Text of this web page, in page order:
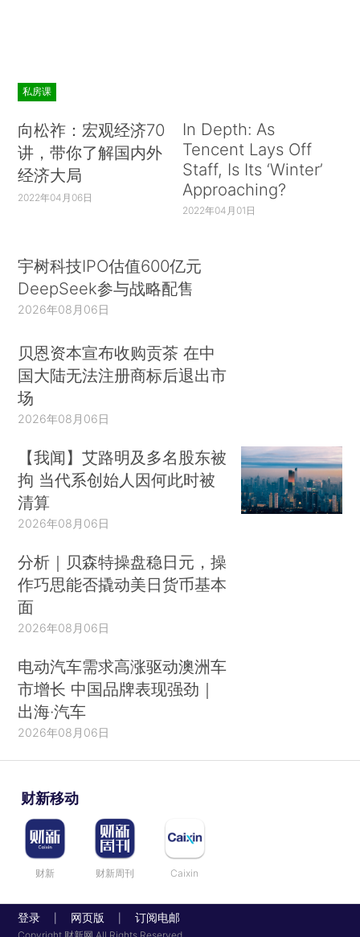
私房课
向松祚：宏观经济70
讲，带你了解国内外
经济大局
2022年04月06日
In Depth: As
Tencent Lays Off
Staff, Is Its ‘Winter’
Approaching?
2022年04月01日
宇树科技IPO估值600亿元
DeepSeek参与战略配售
2026年08月06日
贝恩资本宣布收购贡茶 在中
国大陆无法注册商标后退出市
场
2026年08月06日
【我闻】艾路明及多名股东被
拘 当代系创始人因何此时被
清算
2026年08月06日
分析｜贝森特操盘稳日元，操
作巧思能否撬动美日货币基本
面
2026年08月06日
电动汽车需求高涨驱动澳洲车
市增长 中国品牌表现强劲｜
出海·汽车
2026年08月06日
财新移动
财新 财新周刊 Caixin
登录 网页版 订阅电邮
Copyright 财新网 All Rights Reserved